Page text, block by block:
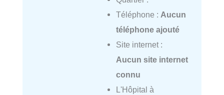
Téléphone : Aucun
téléphone ajouté
Site internet :
Aucun site internet
connu
L'Hôpital à